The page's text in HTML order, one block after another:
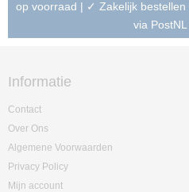
op voorraad | ✓ Zakelijk
via PostNL
Informatie
Contact
Over Ons
Algemene Voorwaarden
Privacy Policy
Mijn account